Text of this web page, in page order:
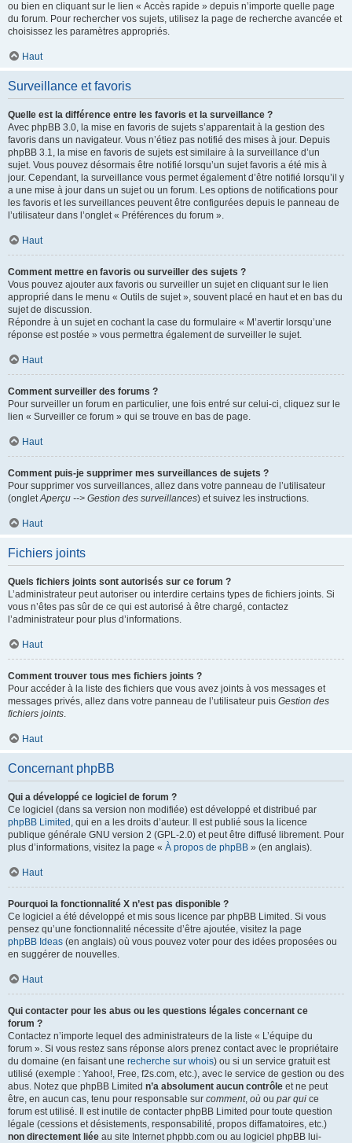
ou bien en cliquant sur le lien « Accès rapide » depuis n’importe quelle page
du forum. Pour rechercher vos sujets, utilisez la page de recherche avancée et
choisissez les paramètres appropriés.
Haut
Surveillance et favoris
Quelle est la différence entre les favoris et la surveillance ?
Avec phpBB 3.0, la mise en favoris de sujets s’apparentait à la gestion des
favoris dans un navigateur. Vous n’étiez pas notifié des mises à jour. Depuis
phpBB 3.1, la mise en favoris de sujets est similaire à la surveillance d’un
sujet. Vous pouvez désormais être notifié lorsqu’un sujet favoris a été mis à
jour. Cependant, la surveillance vous permet également d’être notifié lorsqu’il y
a une mise à jour dans un sujet ou un forum. Les options de notifications pour
les favoris et les surveillances peuvent être configurées depuis le panneau de
l’utilisateur dans l’onglet « Préférences du forum ».
Haut
Comment mettre en favoris ou surveiller des sujets ?
Vous pouvez ajouter aux favoris ou surveiller un sujet en cliquant sur le lien
approprié dans le menu « Outils de sujet », souvent placé en haut et en bas du
sujet de discussion.
Répondre à un sujet en cochant la case du formulaire « M’avertir lorsqu’une
réponse est postée » vous permettra également de surveiller le sujet.
Haut
Comment surveiller des forums ?
Pour surveiller un forum en particulier, une fois entré sur celui-ci, cliquez sur le
lien « Surveiller ce forum » qui se trouve en bas de page.
Haut
Comment puis-je supprimer mes surveillances de sujets ?
Pour supprimer vos surveillances, allez dans votre panneau de l’utilisateur
(ongletAperçu --> Gestion des surveillances) et suivez les instructions.
Haut
Fichiers joints
Quels fichiers joints sont autorisés sur ce forum ?
L’administrateur peut autoriser ou interdire certains types de fichiers joints. Si
vous n’êtes pas sûr de ce qui est autorisé à être chargé, contactez
l’administrateur pour plus d’informations.
Haut
Comment trouver tous mes fichiers joints ?
Pour accéder à la liste des fichiers que vous avez joints à vos messages et
messages privés, allez dans votre panneau de l’utilisateur puis Gestion des
fichiers joints.
Haut
Concernant phpBB
Qui a développé ce logiciel de forum ?
Ce logiciel (dans sa version non modifiée) est développé et distribué par
phpBB Limited , qui en a les droits d’auteur. Il est publié sous la licence
publique générale GNU version 2 (GPL-2.0) et peut être diffusé librement. Pour
plus d’informations, visitez la page « À propos de phpBB » (en anglais).
Haut
Pourquoi la fonctionnalité X n’est pas disponible ?
Ce logiciel a été développé et mis sous licence par phpBB Limited. Si vous
pensez qu’une fonctionnalité nécessite d’être ajoutée, visitez la page
phpBB Ideas (en anglais) où vous pouvez voter pour des idées proposées ou
en suggérer de nouvelles.
Haut
Qui contacter pour les abus ou les questions légales concernant ce
forum ?
Contactez n’importe lequel des administrateurs de la liste « L’équipe du
forum ». Si vous restez sans réponse alors prenez contact avec le propriétaire
du domaine (en faisant une recherche sur whois) ou si un service gratuit est
utilisé (exemple : Yahoo!, Free, f2s.com, etc.), avec le service de gestion ou des
abus. Notez que phpBB Limited n’a absolument aucun contrôle et ne peut
être, en aucun cas, tenu pour responsable sur comment, où ou par qui ce
forum est utilisé. Il est inutile de contacter phpBB Limited pour toute question
légale (cessions et désistements, responsabilité, propos diffamatoires, etc.)
non directement liée au site Internet phpbb.com ou au logiciel phpBB lui-